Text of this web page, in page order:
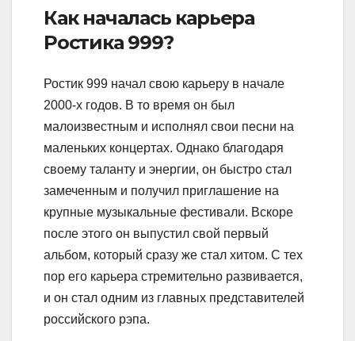
Как началась карьера
Ростика 999?
Ростик 999 начал свою карьеру в начале
2000-х годов. В то время он был
малоизвестным и исполнял свои песни на
маленьких концертах. Однако благодаря
своему таланту и энергии, он быстро стал
замеченным и получил приглашение на
крупные музыкальные фестивали. Вскоре
после этого он выпустил свой первый
альбом, который сразу же стал хитом. С тех
пор его карьера стремительно развивается,
и он стал одним из главных представителей
российского рэпа.